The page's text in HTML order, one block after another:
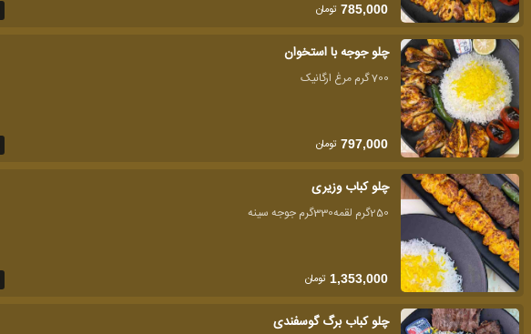
785,000 تومان
چلو جوجه با استخوان
700 گرم مرغ ارگانیک
797,000 تومان
چلو کباب وزیری
250گرم لقمه330گرم جوجه سینه
1,353,000 تومان
چلو کباب برگ گوسفندی